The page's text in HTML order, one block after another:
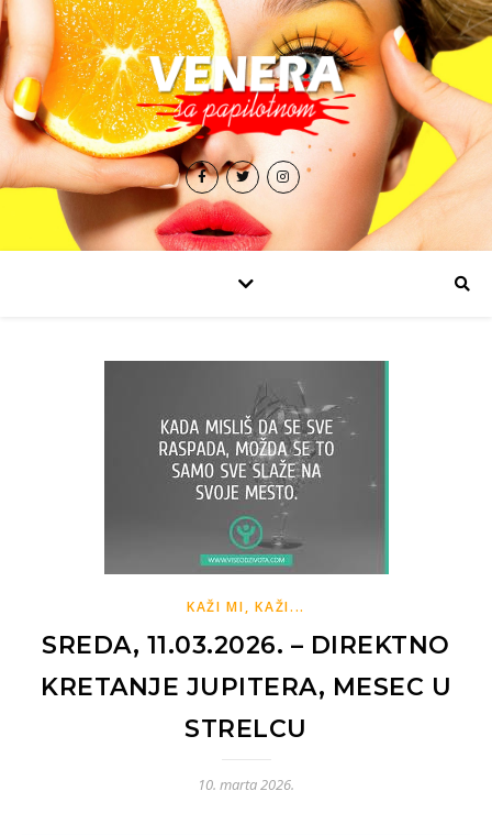
KAŽI MI, KAŽI...
SREDA, 11.03.2026. – DIREKTNO
KRETANJE JUPITERA, MESEC U
STRELCU
10. marta 2026.